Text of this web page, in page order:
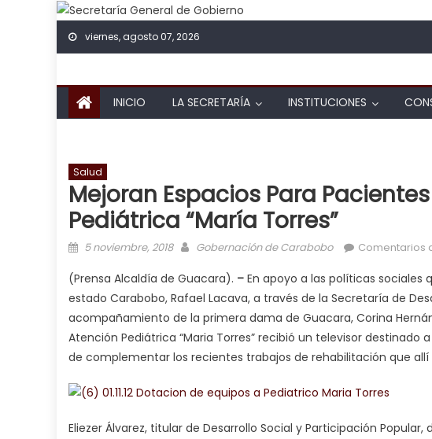
Skip to content
viernes, agosto 07, 2026
INICIO LA SECRETARÍA INSTITUCIONES
Salud
Mejoran Espacios Para
Pediátrica “María Torres”
Posted on
5 noviembre, 2018 Author
Gobernación de Carabobo Comentarios
(Prensa Alcaldía de Guacara). – En apoyo a las políticas
estado Carabobo, Rafael Lacava, a través de la Secretaría de
acompañamiento de la primera dama de Guacara, Corina
Atención Pediátrica “Maria Torres” recibió un televisor destinado
de complementar los recientes trabajos de rehabilitación que
Eliezer Álvarez, titular de Desarrollo Social y Participación